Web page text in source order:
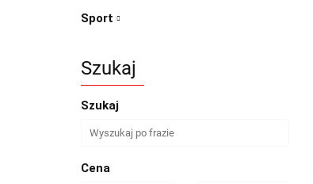
Sport
Szukaj
Szukaj
Cena